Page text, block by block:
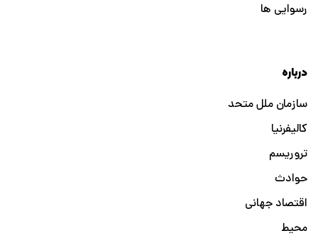
رسوایی ها
درباره
سازمان ملل متحد
کالیفرنیا
تروریسم
حوادث
اقتصاد جهانی
محیط